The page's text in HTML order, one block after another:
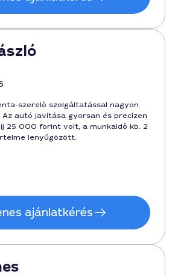
szerelő szolgáltatással nagyon
autó javítása gyorsan és precízen
25 000 forint volt, a munkaidő kb. 2
lenyűgözött.
ajánlatkérés